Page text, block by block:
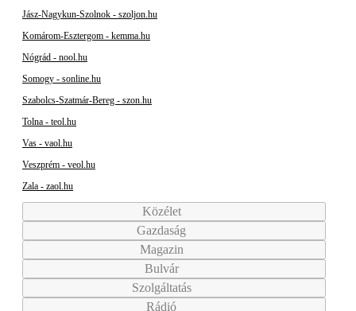
Jász-Nagykun-Szolnok - szoljon.hu
Komárom-Esztergom - kemma.hu
Nógrád - nool.hu
Somogy - sonline.hu
Szabolcs-Szatmár-Bereg - szon.hu
Tolna - teol.hu
Vas - vaol.hu
Veszprém - veol.hu
Zala - zaol.hu
Közélet
Gazdaság
Magazin
Bulvár
Szolgáltatás
Rádió